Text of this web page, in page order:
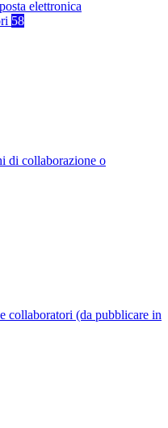
elettronica
58
di collaborazione o
collaboratori (da pubblicare in